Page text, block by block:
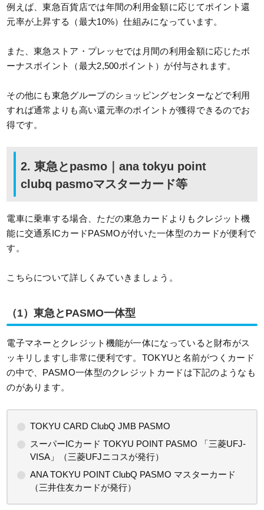
例えば、東急百貨店では年間の利用金額に応じてポイント還
元率が上昇する（最大10%）仕組みになっています。
また、東急ストア・プレッセでは月間の利用金額に応じたボ
ーナスポイント（最大2,500ポイント）が付与されます。
その他にも東急グループのショッピングセンターなどで利用
すれば通常よりも高い還元率のポイントが獲得できるのでお
得です。
2. 東急とpasmo｜ana tokyu point
clubq pasmoマスターカード等
電車に乗車する場合、ただの東急カードよりもクレジット機
能に交通系ICカードPASMOが付いた一体型のカードが便利で
す。
こちらについて詳しくみていきましょう。
（1）東急とPASMO一体型
電子マネーとクレジット機能が一体になっていると財布がス
ッキリしますし非常に便利です。TOKYUと名前がつくカード
の中で、PASMO一体型のクレジットカードは下記のようなも
のがあります。
TOKYU CARD ClubQ JMB PASMO
スーパーICカード TOKYU POINT PASMO 「三菱UFJ-
VISA」（三菱UFJニコスが発行）
ANA TOKYU POINT ClubQ PASMO マスターカード
（三井住友カードが発行）